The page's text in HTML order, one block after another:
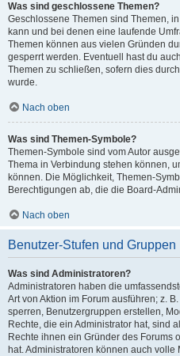
Was sind geschlossene Themen?
Geschlossene Themen sind Themen,
kann und bei denen eine laufende
Themen können aus vielen Gründen
gesperrt werden. Eventuell hast du
Themen zu schließen, sofern dies
wurde.
Nach oben
Was sind Themen-Symbole?
Themen-Symbole sind vom Autor
Thema in Verbindung stehen können,
können. Die Möglichkeit, Themen-
Berechtigungen ab, die die Board-
Nach oben
Benutzer-Stufen und Gruppen
Was sind Administratoren?
Administratoren haben die
Art von Aktion im Forum ausführen; z.
sperren, Benutzergruppen erstellen,
Rechte, die ein Administrator hat, sind
Rechte ihnen ein Gründer des Forums
hat. Administratoren können auch